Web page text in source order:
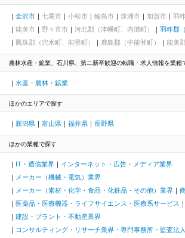
金沢市 七尾市 小松市 輪島市 珠洲市 加賀市 羽
能美市
野々市市 河北郡（津幡町、内灘町）
羽咋郡
鳳珠郡（穴水町、能登町）
鹿島郡（中能登町） 能美
農林水産・鉱業、石川県、第二新卒歓迎の転職・求人情報を業種
水産・農林・鉱業
ほかのエリアで探す
新潟県 富山県 福井県 長野県
ほかの業種で探す
IT・通信業界
インターネット・広告・メディア業界
メーカー（機械・電気）業界
メーカー（素材・化学・食品・化粧品・その他）業界
医薬品・医療機器・ライフサイエンス・医療系サービス
建設・プラント・不動産業界
コンサルティング・リサーチ業界・専門事務所・監査法